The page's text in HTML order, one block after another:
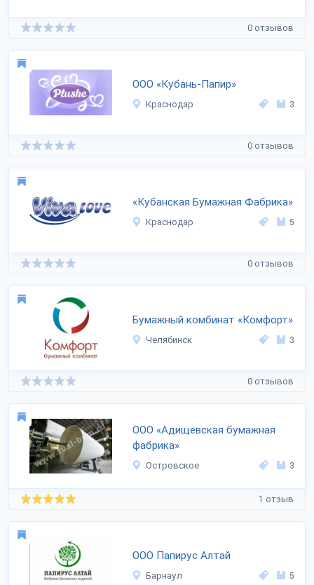
0 отзывов
ООО «Кубань-Папир»
Краснодар 3
0 отзывов
«Кубанская Бумажная Фабрика»
Краснодар 5
0 отзывов
Бумажный комбинат «Комфорт»
Челябинск 3
0 отзывов
ООО «Адищевская бумажная
фабрика»
Островское 3
1 отзыв
ООО Папирус Алтай
Барнаул 5